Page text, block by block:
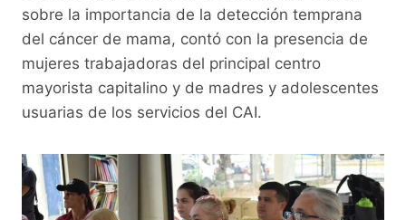
sobre la importancia de la detección temprana
del cáncer de mama, contó con la presencia de
mujeres trabajadoras del principal centro
mayorista capitalino y de madres y adolescentes
usuarias de los servicios del CAI.